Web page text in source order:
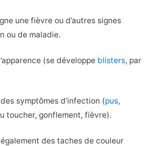
une fièvre ou d’autres signes
ou de maladie.
(se développe blisters, par
symptômes d’infection (pus,
toucher, gonflement, fièvre).
des taches de couleur